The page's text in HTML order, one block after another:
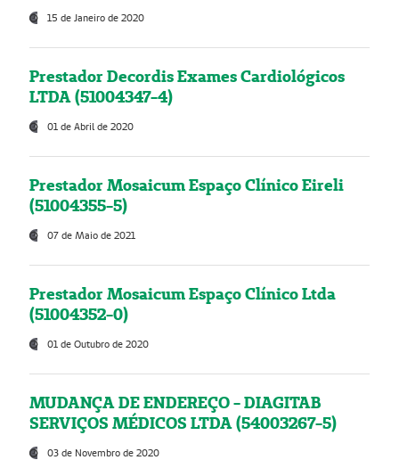
15 de Janeiro de 2020
Prestador Decordis Exames Cardiológicos
LTDA (51004347-4)
01 de Abril de 2020
Prestador Mosaicum Espaço Clínico Eireli
(51004355-5)
07 de Maio de 2021
Prestador Mosaicum Espaço Clínico Ltda
(51004352-0)
01 de Outubro de 2020
MUDANÇA DE ENDEREÇO - DIAGITAB
SERVIÇOS MÉDICOS LTDA (54003267-5)
03 de Novembro de 2020